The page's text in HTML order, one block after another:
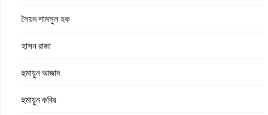
সৈয়দ শামসুল হক
হাসন রাজা
হুমায়ুন আজাদ
হুমায়ুন কবির